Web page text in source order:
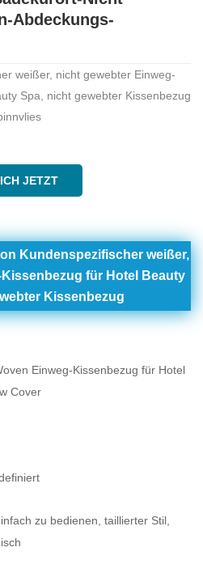
Abdeckungs-
weißer, nicht gewebter Einweg-
Spa, nicht gewebter Kissenbezug
JETZT
Kundenspezifischer weißer,
für Hotel Beauty
Kissenbezug
Einweg-Kissenbezug für Hotel
Cover
zu bedienen, taillierter Stil,